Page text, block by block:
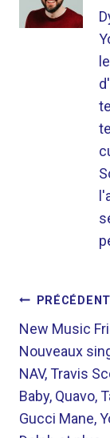
DE
PRÉCÉDENT
New Music
Nouveaux
NAV, Travis
Baby, Quavo,
Gucci Mane,